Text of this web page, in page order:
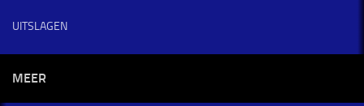
UITSLAGEN
MEER